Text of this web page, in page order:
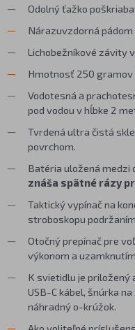
Odolný ťažko
Nárazuvzdorná pádom
Lichobežníkové závity
Hmotnosť 250
Vodotesná a
pod vodou v hĺbke 2
Tvrdená ultra čistá
povrchom.
Batéria uložená medzi
znáša spätné rázy
Taktický vypínač na
stroboskopu
Otočný prepínač pre
výkonom a
K svietidlu je priložený
USB-C kábel, šnúrka
náhradný o-krúžok.